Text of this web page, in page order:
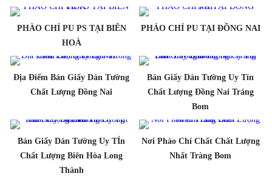
PHÀO CHỈ PU PS TẠI BIÊN
HOÀ
PHẢO CHỈ PU TẠI ĐỒNG NAI
Địa Điểm Bán Giấy Dán Tường
Chất Lượng Đồng Nai
Bán Giấy Dán Tường Uy Tín
Chất Lượng Đồng Nai Trảng
Bom
Bán Giấy Dán Tường Uy TÍn
Chất Lượng Biên Hòa Long
Thành
Nơi Phào Chỉ Chất Chất Lượng
Nhất Tràng Bom